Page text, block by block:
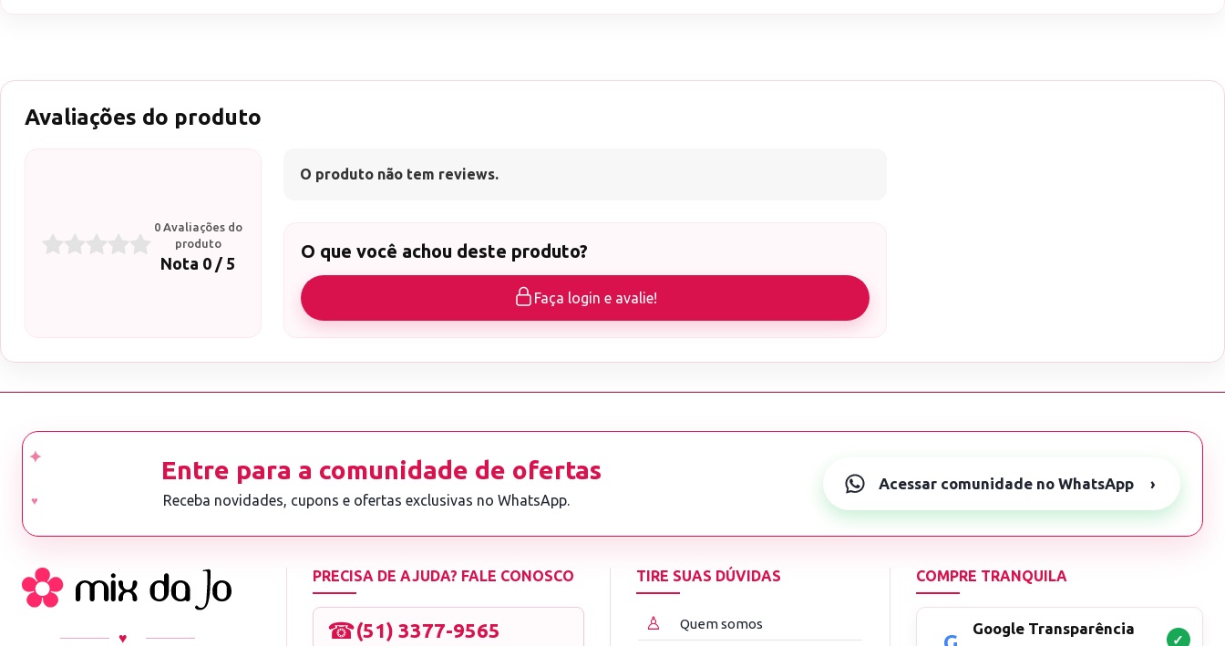
Avaliações do produto
0 Avaliações do
produto
Nota 0 / 5
O produto não tem reviews.
O que você achou deste produto?
Faça login e avalie!
Entre para a comunidade de ofertas
Receba novidades, cupons e ofertas exclusivas no WhatsApp.
Acessar comunidade no WhatsApp ›
♥
PRECISA DE AJUDA? FALE CONOSCO
☎(51) 3377-9565
TIRE SUAS DÚVIDAS
♙ Quem somos
COMPRE TRANQUILA
Google Transparência
✓